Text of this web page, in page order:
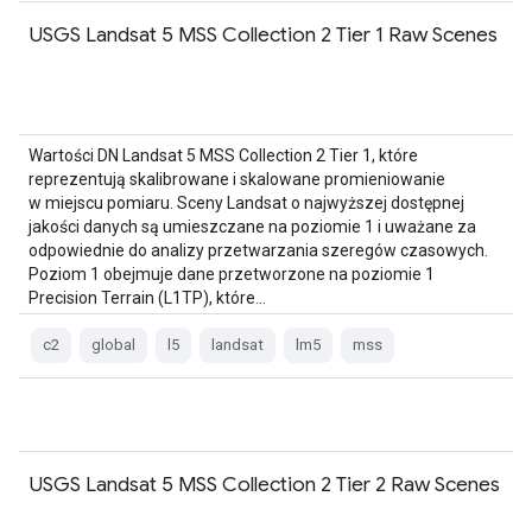
USGS Landsat 5 MSS Collection 2 Tier 1 Raw Scenes
Wartości DN Landsat 5 MSS Collection 2 Tier 1, które
reprezentują skalibrowane i skalowane promieniowanie
w miejscu pomiaru. Sceny Landsat o najwyższej dostępnej
jakości danych są umieszczane na poziomie 1 i uważane za
odpowiednie do analizy przetwarzania szeregów czasowych.
Poziom 1 obejmuje dane przetworzone na poziomie 1
Precision Terrain (L1TP), które…
c2 global l5 landsat lm5 mss
USGS Landsat 5 MSS Collection 2 Tier 2 Raw Scenes